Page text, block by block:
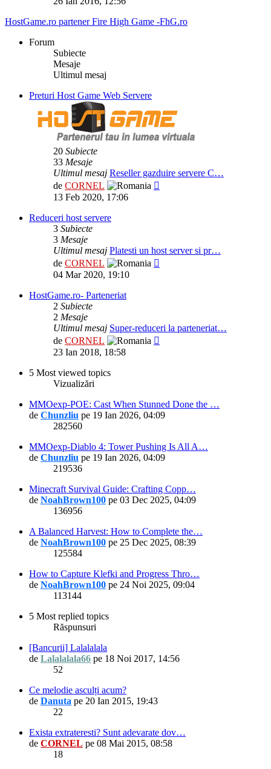
mesaj
HostGame.ro partener Fire High Game -FhG.ro
Forum
Subiecte
Mesaje
Ultimul mesaj
Preturi Host Game Web Servere
20 Subiecte
33 Mesaje
Ultimul mesaj Reseller gazduire servere C…
de CORNEL
13 Feb 2020, 17:06
Reduceri host servere
3 Subiecte
3 Mesaje
Ultimul mesaj Platesti un host server si pr…
de CORNEL
04 Mar 2020, 19:10
HostGame.ro- Parteneriat
2 Subiecte
2 Mesaje
Ultimul mesaj Super-reduceri la parteneriat…
de CORNEL
23 Ian 2018, 18:58
5 Most viewed topics
Vizualizări
MMOexp-POE: Cast When Stunned Done the …
de Chunzliu pe 19 Ian 2026, 04:09
282560
MMOexp-Diablo 4: Tower Pushing Is All A…
de Chunzliu pe 19 Ian 2026, 04:09
219536
Minecraft Survival Guide: Crafting Copp…
de NoahBrown100 pe 03 Dec 2025, 04:09
136956
A Balanced Harvest: How to Complete the…
de NoahBrown100 pe 25 Dec 2025, 08:39
125584
How to Capture Klefki and Progress Thro…
de NoahBrown100 pe 24 Noi 2025, 09:04
113144
5 Most replied topics
Răspunsuri
[Bancurii] Lalalalala
de Lalalalala66 pe 18 Noi 2017, 14:56
52
Ce melodie asculți acum?
de Danuta pe 20 Ian 2015, 19:43
22
Exista extrateresti? Sunt adevarate dov…
de CORNEL pe 08 Mai 2015, 08:58
18